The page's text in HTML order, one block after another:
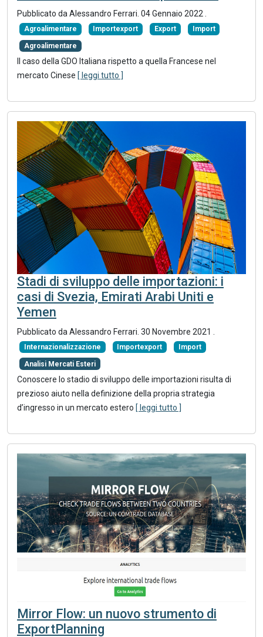
Pubblicato da Alessandro Ferrari. 04 Gennaio 2022.
Agroalimentare Importexport Export Import
Agroalimentare
Il caso della GDO Italiana rispetto a quella Francese nel
mercato Cinese [ leggi tutto ]
Stadi di sviluppo delle importazioni: i
casi di Svezia, Emirati Arabi Uniti e
Yemen
Pubblicato da Alessandro Ferrari. 30 Novembre 2021
Internazionalizzazione Importexport Import
Analisi Mercati Esteri
Conoscere lo stadio di sviluppo delle importazioni risulta di
prezioso aiuto nella definizione della propria strategia
d’ingresso in un mercato estero [ leggi tutto ]
Mirror Flow: un nuovo strumento di
ExportPlanning